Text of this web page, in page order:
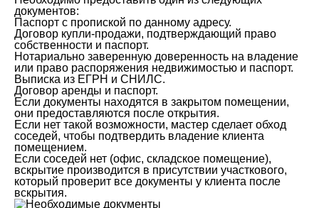
документов:
Паспорт с пропиской по данному адресу.
Договор купли-продажи, подтверждающий право
собственности и паспорт.
Нотариально заверенную доверенность на владение
или право распоряжения недвижимостью и паспорт.
Выписка из ЕГРН и СНИЛС.
Договор аренды и паспорт.
Если документы находятся в закрытом помещении,
они предоставляются после открытия.
Если нет такой возможности, мастер сделает обход
соседей, чтобы подтвердить владение клиента
помещением.
Если соседей нет (офис, складское помещение),
вскрытие производится в присутствии участкового,
который проверит все документы у клиента после
вскрытия.